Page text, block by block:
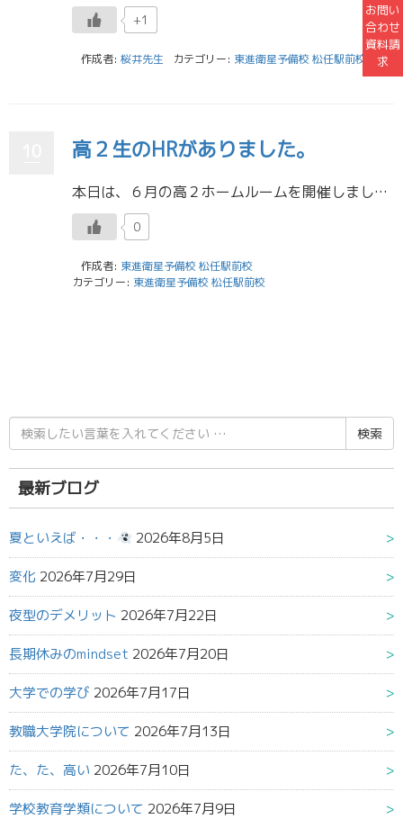
お問い
合わせ
資料請
求
+1
作成者: 桜井先生 カテゴリー: 東進衛星予備校 松任駅前校
高２生のHRがありました。
本日は、６月の高２ホームルームを開催しました。 現在、ティエラグループの東進衛星予備校内で、向上得点のNo.１争いを「松任駅前校：高２」と「小松駅前校：高２」が繰り広げています。 松任にも小松にも、頑張る生徒が集まってい […]
0
作成者: 東進衛星予備校 松任駅前校
カテゴリー: 東進衛星予備校 松任駅前校
検
索
結
果:
最新ブログ
夏といえば・・・ 2026年8月5日
変化 2026年7月29日
夜型のデメリット 2026年7月22日
長期休みのmindset 2026年7月20日
大学での学び 2026年7月17日
教職大学院について 2026年7月13日
た、た、高い 2026年7月10日
学校教育学類について 2026年7月9日